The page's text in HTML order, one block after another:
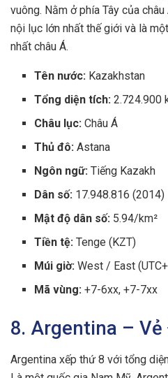
vuông. Nằm ở phía Tây của
nội lục lớn nhất thế giới và là
nhất châu Á.
Tên nước: Kazakhstan
Tổng diện tích: 2.724.900
Châu lục: Châu Á
Thủ đô: Astana
Ngôn ngữ: Tiếng Kazakh
Dân số: 17.948.816 (2014)
Mật độ dân số: 5.94/km²
Tiền tệ: Tenge (KZT)
Múi giờ: West / East
Mã vùng: +7-6xx, +7-7xx
8. Argentina – Vẻ
Argentina xếp thứ 8 với tổng